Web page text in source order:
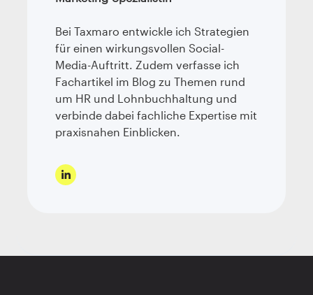
Bei Taxmaro entwickle ich Strategien
für einen wirkungsvollen Social-
Media-Auftritt. Zudem verfasse ich
Fachartikel im Blog zu Themen rund
um HR und Lohnbuchhaltung und
verbinde dabei fachliche Expertise mit
praxisnahen Einblicken.